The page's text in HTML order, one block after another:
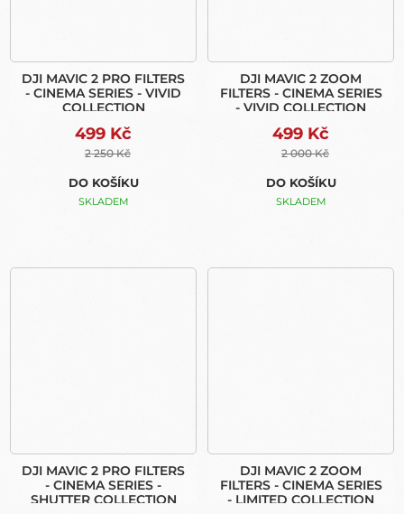
DJI MAVIC 2 PRO FILTERS
- CINEMA SERIES - VIVID
COLLECTION
499 Kč
2 250 Kč
DO KOŠÍKU
SKLADEM
DJI MAVIC 2 ZOOM
FILTERS - CINEMA SERIES
- VIVID COLLECTION
499 Kč
2 000 Kč
DO KOŠÍKU
SKLADEM
DJI MAVIC 2 PRO FILTERS
- CINEMA SERIES -
SHUTTER COLLECTION
DJI MAVIC 2 ZOOM
FILTERS - CINEMA SERIES
- LIMITED COLLECTION